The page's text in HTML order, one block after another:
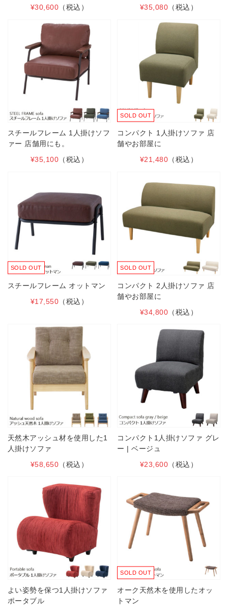
¥30,600 （税込）
¥35,080 （税込）
スチールフレーム 1人掛けソフ
ァー 店舗用にも。
¥35,100 （税込）
SOLD OUT
コンパクト 1人掛けソファ 店
舗やお部屋に
¥21,480 （税込）
SOLD OUT
スチールフレーム オットマン
¥17,550 （税込）
SOLD OUT
コンパクト 2人掛けソファ 店
舗やお部屋に
¥34,800 （税込）
天然木アッシュ材を使用した1
人掛けソファ
¥58,650 （税込）
コンパクト1人掛けソファ グレ
ー | ベージュ
¥23,600 （税込）
よい姿勢を保つ1人掛けソファ
ポータブル
SOLD OUT
オーク天然木を使用したオッ
トマン